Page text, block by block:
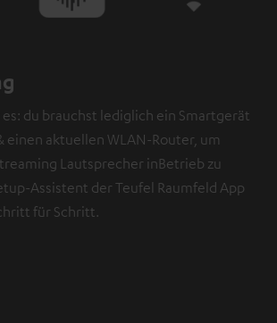
du brauchst lediglich ein Smartgerät
einen aktuellen WLAN-Router, um
Lautsprecher inBetrieb zu
Assistent der Teufel Raumfeld App
für Schritt.